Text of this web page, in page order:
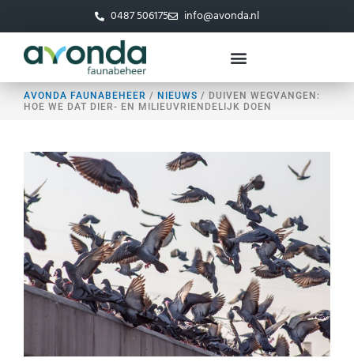
de
inhoud
0487 506175 info@avonda.nl
AVONDA FAUNABEHEER / NIEUWS / DUIVEN WEGVANGEN:
HOE WE DAT DIER- EN MILIEUVRIENDELIJK DOEN